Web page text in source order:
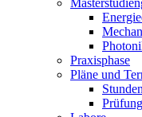
Praxisphase
Pläne und